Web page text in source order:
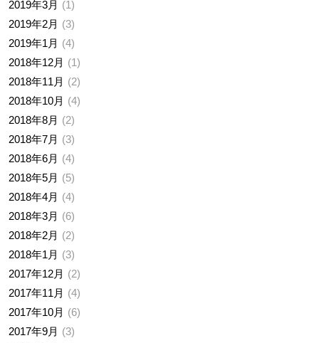
2019年3月
1
2019年2月
3
2019年1月
4
2018年12月
1
2018年11月
2
2018年10月
4
2018年8月
2
2018年7月
3
2018年6月
4
2018年5月
5
2018年4月
4
2018年3月
6
2018年2月
2
2018年1月
3
2017年12月
2
2017年11月
4
2017年10月
6
2017年9月
3